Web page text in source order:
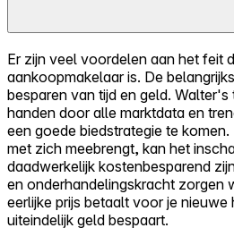
Er zijn veel voordelen aan het feit
aankoopmakelaar is. De
besparen van tijd en geld.
handen door alle marktdata en
een goede biedstrategie te
met zich meebrengt, kan het
daadwerkelijk kostenbesparend
en onderhandelingskracht zorgen
eerlijke prijs betaalt voor je nieuwe
uiteindelijk geld bespaart.